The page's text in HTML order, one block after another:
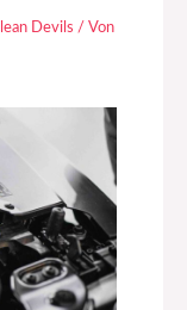
Devils / Von